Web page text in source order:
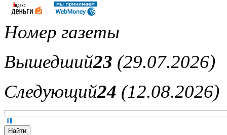
Номер газеты
Вышедший23 (29.07.2026)
Следующий24 (12.08.2026)